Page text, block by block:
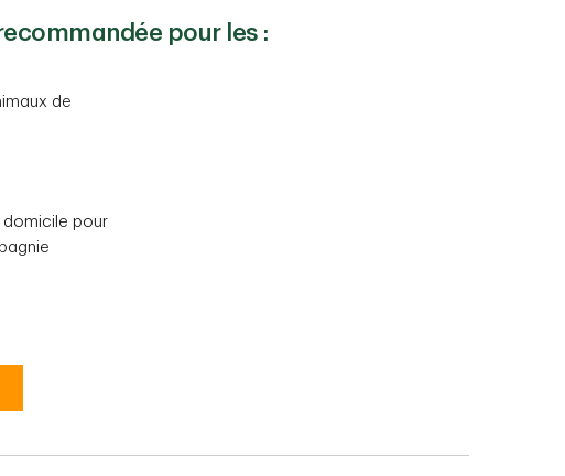
pour les :
de
domicile pour